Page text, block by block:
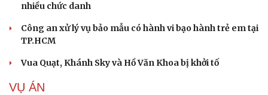
nhiều chức danh
Công an xử lý vụ bảo mẫu có hành vi bạo hành trẻ em tại
TP.HCM
Vua Quạt, Khánh Sky và Hồ Văn Khoa bị khởi tố
VỤ ÁN